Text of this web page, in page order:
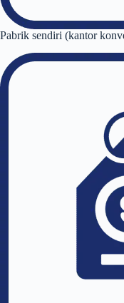
Pabrik sendiri (kantor